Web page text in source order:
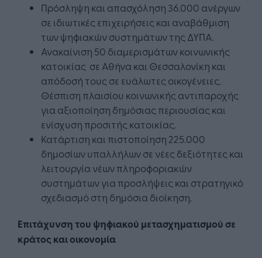
Πρόσληψη και απασχόληση 36.000 ανέργων
σε ιδιωτικές επιχειρήσεις και αναβάθμιση
των ψηφιακών συστημάτων της ΔΥΠΑ.
Ανακαίνιση 50 διαμερισμάτων κοινωνικής
κατοικίας σε Αθήνα και Θεσσαλονίκη και
απόδοσή τους σε ευάλωτες οικογένειες.
Θέσπιση πλαισίου κοινωνικής αντιπαροχής
για αξιοποίηση δημόσιας περιουσίας και
ενίσχυση προσιτής κατοικίας.
Κατάρτιση και πιστοποίηση 225.000
δημοσίων υπαλλήλων σε νέες δεξιότητες και
λειτουργία νέων πληροφοριακών
συστημάτων για προσλήψεις και στρατηγικό
σχεδιασμό στη δημόσια διοίκηση.
Επιτάχυνση του ψηφιακού μετασχηματισμού σε
κράτος και οικονομία